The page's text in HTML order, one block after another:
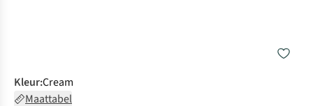
Kleur:Cream
Maattabel